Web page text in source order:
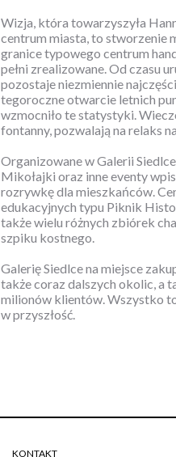
Wizja, która towarzyszyła
centrum miasta, to stworzenie
granice typowego centrum
pełni zrealizowane. Od czasu
pozostaje niezmiennie
tegoroczne otwarcie letnich
wzmocniło te statystyki.
fontanny, pozwalają na relaks
Organizowane w Galerii
Mikołajki oraz inne eventy
rozrywkę dla mieszkańców.
edukacyjnych typu Piknik
także wielu różnych zbiórek
szpiku kostnego.
Galerię Siedlce na miejsce
także coraz dalszych okolic, a
milionów klientów. Wszystko
w przyszłość.
KONTAKT